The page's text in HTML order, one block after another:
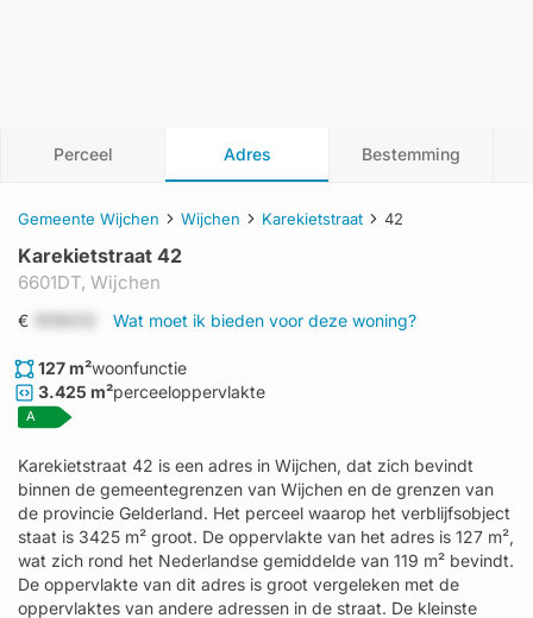
Perceel Adres Bestemming
Gemeente Wijchen Wijchen Karekietstraat 42
Karekietstraat 42
6601DT, Wijchen
€ Wat moet ik bieden voor deze woning?
127 m²woonfunctie
3.425 m²perceeloppervlakte
A
Karekietstraat 42 is een adres in Wijchen, dat zich bevindt
binnen de gemeentegrenzen van Wijchen en de grenzen van
de provincie Gelderland. Het perceel waarop het verblijfsobject
staat is 3425 m² groot. De oppervlakte van het adres is 127 m²,
wat zich rond het Nederlandse gemiddelde van 119 m² bevindt.
De oppervlakte van dit adres is groot vergeleken met de
oppervlaktes van andere adressen in de straat. De kleinste